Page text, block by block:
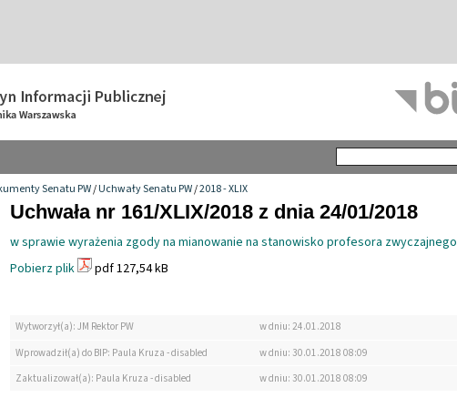
Senatu PW/Uchwały Senatu PW/2018 - XLIX
Uchwała nr 161/XLIX/2018 z dnia 24/01/2018
w sprawie wyrażenia zgody na mianowanie na stanowisko profesora zwyczajnego
Pobierz plik
pdf 127,54 kB
Wytworzył(a): JM Rektor PW
w dniu: 24.01.2018
Wprowadził(a) do BIP: Paula Kruza - disabled
w dniu: 30.01.2018 08:09
Zaktualizował(a): Paula Kruza - disabled
w dniu: 30.01.2018 08:09